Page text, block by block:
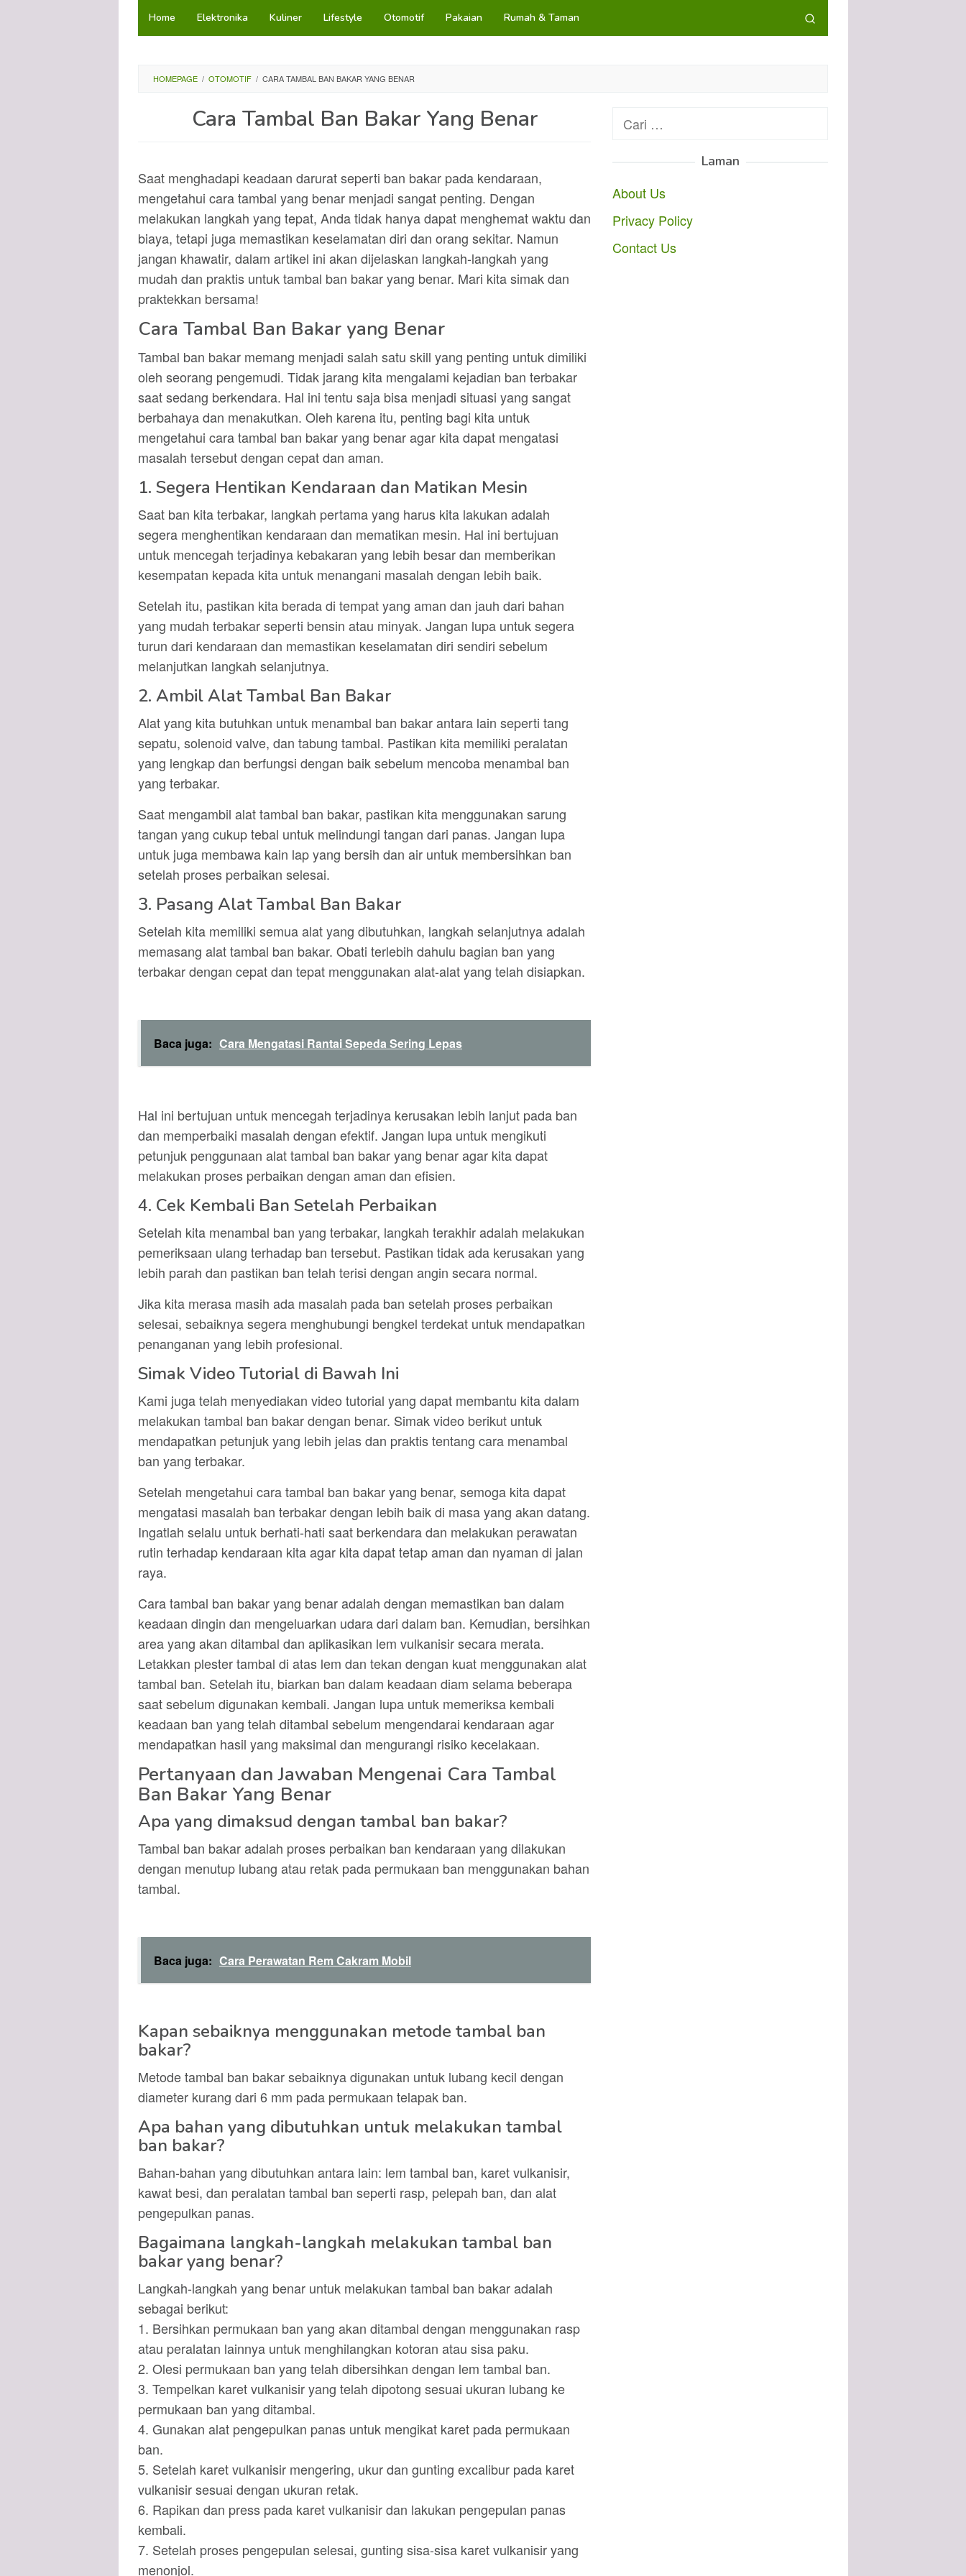
LoncatHome Elektronika Kuliner Lifestyle Otomotif Pakaian Rumah & Taman
HOMEPAGE / OTOMOTIF / CARA TAMBAL BAN BAKAR YANG BENAR
Cara Tambal Ban Bakar Yang Benar
Saat menghadapi keadaan darurat seperti ban bakar pada kendaraan,
mengetahui cara tambal yang benar menjadi sangat penting. Dengan
melakukan langkah yang tepat, Anda tidak hanya dapat menghemat waktu dan
biaya, tetapi juga memastikan keselamatan diri dan orang sekitar. Namun
jangan khawatir, dalam artikel ini akan dijelaskan langkah-langkah yang
mudah dan praktis untuk tambal ban bakar yang benar. Mari kita simak dan
praktekkan bersama!
Cara Tambal Ban Bakar yang Benar
Tambal ban bakar memang menjadi salah satu skill yang penting untuk dimiliki
oleh seorang pengemudi. Tidak jarang kita mengalami kejadian ban terbakar
saat sedang berkendara. Hal ini tentu saja bisa menjadi situasi yang sangat
berbahaya dan menakutkan. Oleh karena itu, penting bagi kita untuk
mengetahui cara tambal ban bakar yang benar agar kita dapat mengatasi
masalah tersebut dengan cepat dan aman.
1. Segera Hentikan Kendaraan dan Matikan Mesin
Saat ban kita terbakar, langkah pertama yang harus kita lakukan adalah
segera menghentikan kendaraan dan mematikan mesin. Hal ini bertujuan
untuk mencegah terjadinya kebakaran yang lebih besar dan memberikan
kesempatan kepada kita untuk menangani masalah dengan lebih baik.
Setelah itu, pastikan kita berada di tempat yang aman dan jauh dari bahan
yang mudah terbakar seperti bensin atau minyak. Jangan lupa untuk segera
turun dari kendaraan dan memastikan keselamatan diri sendiri sebelum
melanjutkan langkah selanjutnya.
2. Ambil Alat Tambal Ban Bakar
Alat yang kita butuhkan untuk menambal ban bakar antara lain seperti tang
sepatu, solenoid valve, dan tabung tambal. Pastikan kita memiliki peralatan
yang lengkap dan berfungsi dengan baik sebelum mencoba menambal ban
yang terbakar.
Saat mengambil alat tambal ban bakar, pastikan kita menggunakan sarung
tangan yang cukup tebal untuk melindungi tangan dari panas. Jangan lupa
untuk juga membawa kain lap yang bersih dan air untuk membersihkan ban
setelah proses perbaikan selesai.
3. Pasang Alat Tambal Ban Bakar
Setelah kita memiliki semua alat yang dibutuhkan, langkah selanjutnya adalah
memasang alat tambal ban bakar. Obati terlebih dahulu bagian ban yang
terbakar dengan cepat dan tepat menggunakan alat-alat yang telah disiapkan.
Baca juga: Cara Mengatasi Rantai Sepeda Sering Lepas
Hal ini bertujuan untuk mencegah terjadinya kerusakan lebih lanjut pada ban
dan memperbaiki masalah dengan efektif. Jangan lupa untuk mengikuti
petunjuk penggunaan alat tambal ban bakar yang benar agar kita dapat
melakukan proses perbaikan dengan aman dan efisien.
4. Cek Kembali Ban Setelah Perbaikan
Setelah kita menambal ban yang terbakar, langkah terakhir adalah melakukan
pemeriksaan ulang terhadap ban tersebut. Pastikan tidak ada kerusakan yang
lebih parah dan pastikan ban telah terisi dengan angin secara normal.
Jika kita merasa masih ada masalah pada ban setelah proses perbaikan
selesai, sebaiknya segera menghubungi bengkel terdekat untuk mendapatkan
penanganan yang lebih profesional.
Simak Video Tutorial di Bawah Ini
Kami juga telah menyediakan video tutorial yang dapat membantu kita dalam
melakukan tambal ban bakar dengan benar. Simak video berikut untuk
mendapatkan petunjuk yang lebih jelas dan praktis tentang cara menambal
ban yang terbakar.
Setelah mengetahui cara tambal ban bakar yang benar, semoga kita dapat
mengatasi masalah ban terbakar dengan lebih baik di masa yang akan datang.
Ingatlah selalu untuk berhati-hati saat berkendara dan melakukan perawatan
rutin terhadap kendaraan kita agar kita dapat tetap aman dan nyaman di jalan
raya.
Cara tambal ban bakar yang benar adalah dengan memastikan ban dalam
keadaan dingin dan mengeluarkan udara dari dalam ban. Kemudian, bersihkan
area yang akan ditambal dan aplikasikan lem vulkanisir secara merata.
Letakkan plester tambal di atas lem dan tekan dengan kuat menggunakan alat
tambal ban. Setelah itu, biarkan ban dalam keadaan diam selama beberapa
saat sebelum digunakan kembali. Jangan lupa untuk memeriksa kembali
keadaan ban yang telah ditambal sebelum mengendarai kendaraan agar
mendapatkan hasil yang maksimal dan mengurangi risiko kecelakaan.
Pertanyaan dan Jawaban Mengenai Cara Tambal
Ban Bakar Yang Benar
Apa yang dimaksud dengan tambal ban bakar?
Tambal ban bakar adalah proses perbaikan ban kendaraan yang dilakukan
dengan menutup lubang atau retak pada permukaan ban menggunakan bahan
tambal.
Baca juga: Cara Perawatan Rem Cakram Mobil
Kapan sebaiknya menggunakan metode tambal ban
bakar?
Metode tambal ban bakar sebaiknya digunakan untuk lubang kecil dengan
diameter kurang dari 6 mm pada permukaan telapak ban.
Apa bahan yang dibutuhkan untuk melakukan tambal
ban bakar?
Bahan-bahan yang dibutuhkan antara lain: lem tambal ban, karet vulkanisir,
kawat besi, dan peralatan tambal ban seperti rasp, pelepah ban, dan alat
pengepulkan panas.
Bagaimana langkah-langkah melakukan tambal ban
bakar yang benar?
Langkah-langkah yang benar untuk melakukan tambal ban bakar adalah
sebagai berikut:
1. Bersihkan permukaan ban yang akan ditambal dengan menggunakan rasp
atau peralatan lainnya untuk menghilangkan kotoran atau sisa paku.
2. Olesi permukaan ban yang telah dibersihkan dengan lem tambal ban.
3. Tempelkan karet vulkanisir yang telah dipotong sesuai ukuran lubang ke
permukaan ban yang ditambal.
4. Gunakan alat pengepulkan panas untuk mengikat karet pada permukaan
ban.
5. Setelah karet vulkanisir mengering, ukur dan gunting excalibur pada karet
vulkanisir sesuai dengan ukuran retak.
6. Rapikan dan press pada karet vulkanisir dan lakukan pengepulan panas
kembali.
7. Setelah proses pengepulan selesai, gunting sisa-sisa karet vulkanisir yang
menonjol.
Cari
Laman
About Us
Privacy Policy
Contact Us